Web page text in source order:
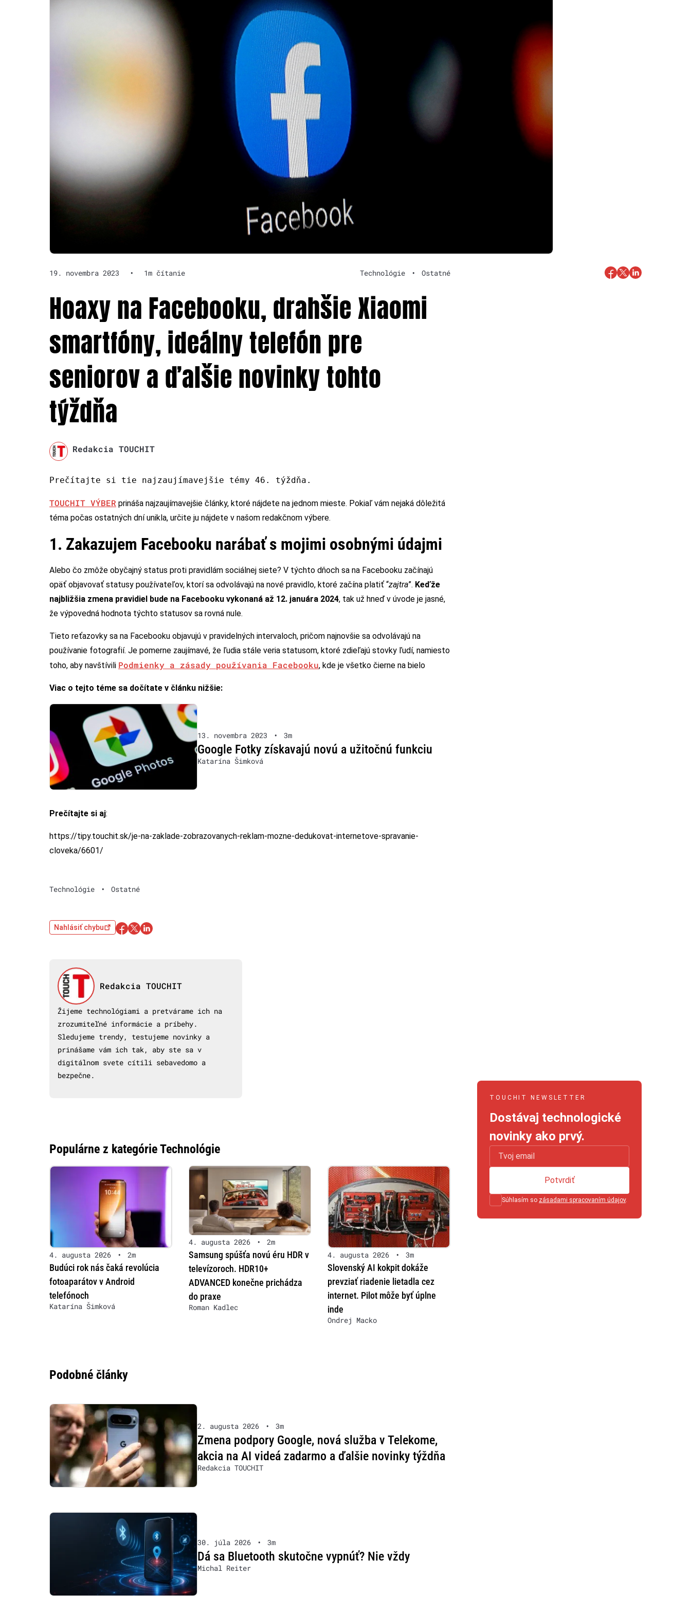
19. novembra 2023 • 1m čítanie Technológie • Ostatné
Hoaxy na Facebooku, drahšie Xiaomi
smartfóny, ideálny telefón pre
seniorov a ďalšie novinky tohto
týždňa
Redakcia TOUCHIT
Prečítajte si tie najzaujímavejšie témy 46. týždňa.
TOUCHIT VÝBER prináša najzaujímavejšie články, ktoré nájdete na jednom mieste. Pokiaľ vám nejaká dôležitá
téma počas ostatných dní unikla, určite ju nájdete v našom redakčnom výbere.
1. Zakazujem Facebooku narábať s mojimi osobnými údajmi
Alebo čo zmôže obyčajný status proti pravidlám sociálnej siete? V týchto dňoch sa na Facebooku začínajú
opäť objavovať statusy používateľov, ktorí sa odvolávajú na nové pravidlo, ktoré začína platiť “zajtra”. Keďže
najbližšia zmena pravidiel bude na Facebooku vykonaná až 12. januára 2024, tak už hneď v úvode je jasné,
že výpovedná hodnota týchto statusov sa rovná nule.
Tieto reťazovky sa na Facebooku objavujú v pravidelných intervaloch, pričom najnovšie sa odvolávajú na
používanie fotografií. Je pomerne zaujímavé, že ľudia stále veria statusom, ktoré zdieľajú stovky ľudí, namiesto
toho, aby navštívili Podmienky a zásady používania Facebooku, kde je všetko čierne na bielo
Viac o tejto téme sa dočítate v článku nižšie:
13. novembra 2023 • 3m
Google Fotky získavajú novú a užitočnú funkciu
Katarína Šimková
Prečítajte si aj:
https://tipy.touchit.sk/je-na-zaklade-zobrazovanych-reklam-mozne-dedukovat-internetove-spravanie-
cloveka/6601/
Technológie • Ostatné
Nahlásiť chybu
Redakcia TOUCHIT
Žijeme technológiami a pretvárame ich na
zrozumiteľné informácie a príbehy.
Sledujeme trendy, testujeme novinky a
prinášame vám ich tak, aby ste sa v
digitálnom svete cítili sebavedomo a
bezpečne.
Populárne z kategórie Technológie
4. augusta 2026 • 2m
Budúci rok nás čaká revolúcia
fotoaparátov v Android
telefónoch
Katarína Šimková
4. augusta 2026 • 2m
Samsung spúšťa novú éru HDR v
televízoroch. HDR10+
ADVANCED konečne prichádza
do praxe
Roman Kadlec
4. augusta 2026 • 3m
Slovenský AI kokpit dokáže
prevziať riadenie lietadla cez
internet. Pilot môže byť úplne
inde
Ondrej Macko
Podobné články
2. augusta 2026 • 3m
Zmena podpory Google, nová služba v Telekome,
akcia na AI videá zadarmo a ďalšie novinky týždňa
Redakcia TOUCHIT
30. júla 2026 • 3m
Dá sa Bluetooth skutočne vypnúť? Nie vždy
Michal Reiter
TOUCHIT NEWSLETTER
Dostávaj technologické
novinky ako prvý.
Súhlasím so zásadami spracovaním údajov.
Potvrdiť